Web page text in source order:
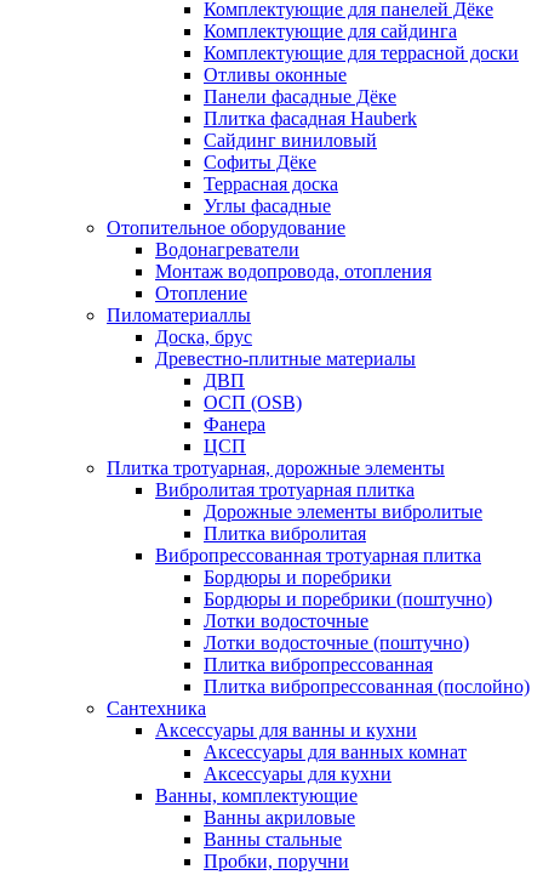
Комплектующие для панелей Дёке
Комплектующие для сайдинга
Комплектующие для террасной доски
Отливы оконные
Панели фасадные Дёке
Плитка фасадная Hauberk
Сайдинг виниловый
Софиты Дёке
Террасная доска
Углы фасадные
Отопительное оборудование
Водонагреватели
Монтаж водопровода, отопления
Отопление
Пиломатериаллы
Доска, брус
Древестно-плитные материалы
ДВП
ОСП (OSB)
Фанера
ЦСП
Плитка тротуарная, дорожные элементы
Вибролитая тротуарная плитка
Дорожные элементы вибролитые
Плитка вибролитая
Вибропрессованная тротуарная плитка
Бордюры и поребрики
Бордюры и поребрики (поштучно)
Лотки водосточные
Лотки водосточные (поштучно)
Плитка вибропрессованная
Плитка вибропрессованная (послойно)
Сантехника
Аксессуары для ванны и кухни
Аксессуары для ванных комнат
Аксессуары для кухни
Ванны, комплектующие
Ванны акриловые
Ванны стальные
Пробки, поручни